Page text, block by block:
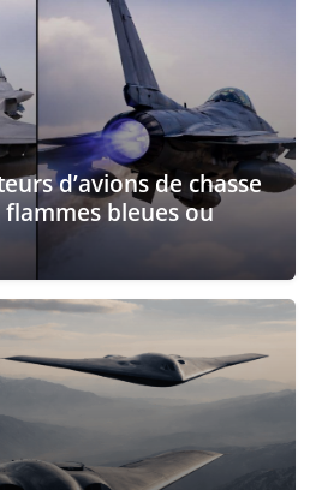
d’avions de chasse
bleues ou